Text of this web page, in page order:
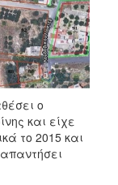
ο
και είχε
το 2015 και